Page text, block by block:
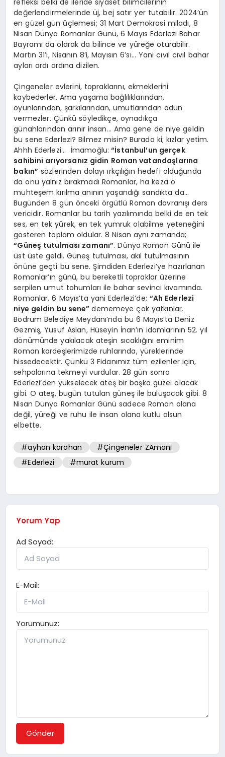
değerlendirmelerinde üj, bej satır yer tutabilir. 2024’ün
en güzel gün üçlemesi; 31 Mart Demokrasi miladı, 8
Nisan Dünya Romanlar Günü, 6 Mayıs Ederlezi Bahar
Bayramı da olarak da bilince ve yüreğe oturabilir.
Martın 31’i, Nisanın 8’i, Mayısın 6’sı… Yani cıvıl cıvıl bahar
ayları ardı ardına dizilen.
Çingeneler evlerini, topraklarını, ekmeklerini
kaybederler. Ama yaşama bağlılıklarından,
oyunlarından, şarkılarından, umutlarından ödün
vermezler. Çünkü söyledikçe, oynadıkça
günahlarından arınır insan… Ama gene de niye geldin
bu sene Ederlezi? Bilmez misin? Burada ki; kızlar yetim.
Ahhh Ederlezi… İmamoğlu: “İstanbul’un gerçek
sahibini arıyorsanız gidin Roman vatandaşlarına
bakın” sözlerinden dolayı ırkçılığın hedefi olduğunda
da onu yalnız bırakmadı Romanlar, ha keza o
muhteşem kırılma anının yaşandığı sandıkta da…
Bugünden 8 gün önceki örgütlü Roman davranışı ders
vericidir. Romanlar bu tarih yazılımında belki de en tek
ses, en tek yürek, en tek yumruk olabilme yeteneğini
gösteren toplam oldular. 8 Nisan aynı zamanda;
“Güneş tutulması zamanı”. Dünya Roman Günü ile
üst üste geldi. Güneş tutulması, akıl tutulmasının
önüne geçti bu sene. Şimdiden Ederlezi’ye hazırlanan
Romanlar’ın günü, bu bereketli topraklar üzerine
serpilen umut tohumları ile bahar sevinci kıvamında.
Romanlar, 6 Mayıs’ta yani Ederlezi’de; “Ah Ederlezi
niye geldin bu sene”dememeye çok yatkınlar.
Bodrum Belediye Meydanı’nda bu 6 Mayıs’ta Deniz
Gezmiş, Yusuf Aslan, Hüseyin İnan’ın idamlarının 52. yıl
dönümünde yakılacak ateşin sıcaklığını eminim
Roman kardeşlerimizde ruhlarında, yüreklerinde
hissedecektir. Çünkü 3 Fidanımız tüm ezilenler için,
sehpalarına tekmeyi vurdular. 28 gün sonra
Ederlezi’den yükselecek ateş bir başka güzel olacak
gibi. O ateş, bugün tutulan güneş ile buluşacak gibi. 8
Nisan Dünya Romanlar Günü sadece Roman olana
değil, yüreği ve ruhu ile insan olana kutlu olsun
elbette.
#ayhan karahan
#Çingeneler ZAmanı
#Ederlezi
#murat kurum
Yorum Yap
Ad Soyad:
E-Mail:
Yorumunuz:
Gönder